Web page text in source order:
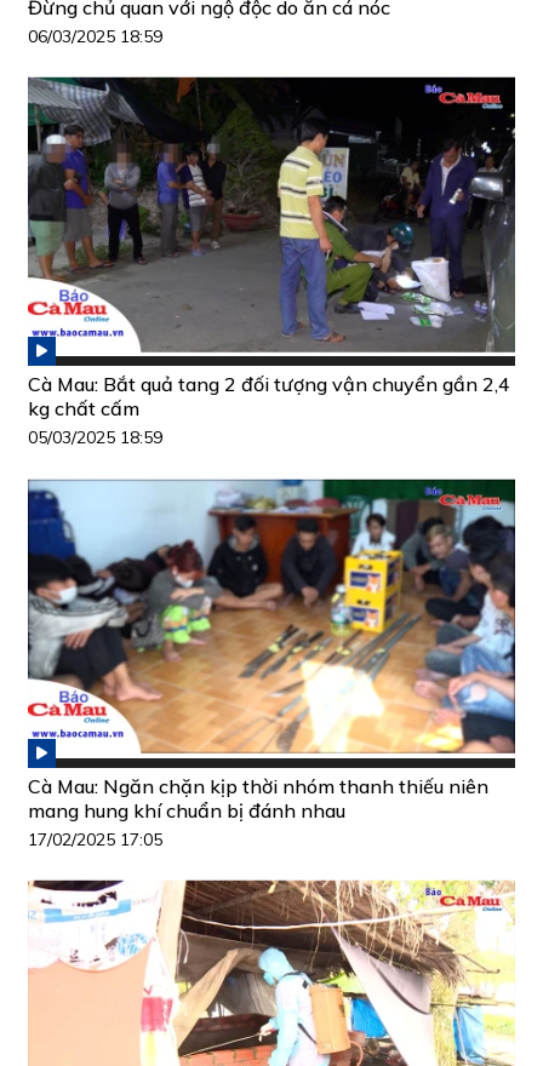
Đừng chủ quan với ngộ độc do ăn cá nóc
06/03/2025 18:59
Cà Mau: Bắt quả tang 2 đối tượng vận chuyển gần 2,4
kg chất cấm
05/03/2025 18:59
Cà Mau: Ngăn chặn kịp thời nhóm thanh thiếu niên
mang hung khí chuẩn bị đánh nhau
17/02/2025 17:05